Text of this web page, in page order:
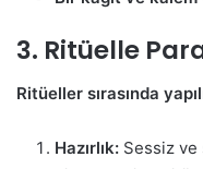
3. Ritüelle
Ritüeller sırasında
Hazırlık: Sessiz